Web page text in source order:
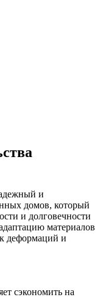
и
домов, который
и долговечности
материалов
деформаций и
сэкономить на